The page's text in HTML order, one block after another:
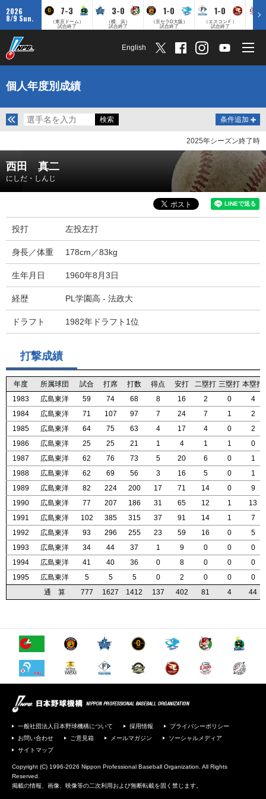
2026
8/9 Sun.
7-3
（東京ドーム）
試合終了
3-0
（横 浜）
試合終了
1-0
（京セラD大阪）
試合終了
1-0
（エスコンＦ）
試合終了
English
個人年度別成績
条件追加
2025年シーズン終了時
西田 真二
にしだ・しんじ
投打 左投左打
身長／体重 178cm／83kg
生年月日 1960年8月3日
経歴 PL学園高 - 法政大
ドラフト 1982年ドラフト1位
打撃成績
年度 所属球団 試合 打席 打数 得点 安打 二塁打 三塁打 本塁打
1983
広島東洋 59 74 68 8 16 2 0
4
1984
広島東洋 71 107 97 7 24 7 1
2
1985
広島東洋 64 75 63 4 17 4 0
2
1986
広島東洋 25 25 21 1 4 1 1
0
1987
広島東洋 62 76 73 5 20 6 0
1
1988
広島東洋 62 69 56 3 16 5 0
1
1989
広島東洋 82 224 200 17 71 14 0
9
1990
広島東洋 77 207 186 31 65 12 1
13
1991
広島東洋 102 385 315 37 91 14 1
7
1992
広島東洋 93 296 255 23 59 16 0
5
1993
広島東洋 34 44 37 1 9 0 0
0
1994
広島東洋 41 40 36 0 8 0 0
0
1995
広島東洋 5 5 5 0 2 0 0
0
通 算
777 1627 1412 137 402 81 4 44
年度 所属球団 試合 打席 打数 得点 安打 二塁打 三塁打 本塁打
1983
広島東洋 59 74 68 8 16 2 0
4
1984
広島東洋 71 107 97 7 24 7 1
2
1985
広島東洋 64 75 63 4 17 4 0
2
1986
広島東洋 25 25 21 1 4 1 1
0
1987
広島東洋 62 76 73 5 20 6 0
1
1988
広島東洋 62 69 56 3 16 5 0
1
1989
広島東洋 82 224 200 17 71 14 0
9
1990
広島東洋 77 207 186 31 65 12 1
13
1991
広島東洋 102 385 315 37 91 14 1
7
1992
広島東洋 93 296 255 23 59 16 0
5
1993
広島東洋 34 44 37 1 9 0 0
0
1994
広島東洋 41 40 36 0 8 0 0
0
1995
広島東洋 5 5 5 0 2 0 0
0
通 算
777 1627 1412 137 402 81 4 44
年度 所属球団 試合 打席 打数 得点 安打 二塁打 三塁打 本塁打
1983
広島東洋 59 74 68 8 16 2 0
4
1984
広島東洋 71 107 97 7 24 7 1
2
1985
広島東洋 64 75 63 4 17 4 0
2
1986
広島東洋 25 25 21 1 4 1 1
0
1987
広島東洋 62 76 73 5 20 6 0
1
1988
広島東洋 62 69 56 3 16 5 0
1
1989
広島東洋 82 224 200 17 71 14 0
9
1990
広島東洋 77 207 186 31 65 12 1
13
1991
広島東洋 102 385 315 37 91 14 1
7
1992
広島東洋 93 296 255 23 59 16 0
5
1993
広島東洋 34 44 37 1 9 0 0
0
1994
広島東洋 41 40 36 0 8 0 0
0
1995
広島東洋 5 5 5 0 2 0 0
0
通 算
777 1627 1412 137 402 81 4 44
年度 所属球団 試合 打席 打数 得点 安打 二塁打 三塁打 本塁打
1983
広島東洋 59 74 68 8 16 2 0
4
1984
広島東洋 71 107 97 7 24 7 1
2
1985
広島東洋 64 75 63 4 17 4 0
2
1986
広島東洋 25 25 21 1 4 1 1
0
1987
広島東洋 62 76 73 5 20 6 0
1
1988
広島東洋 62 69 56 3 16 5 0
1
1989
広島東洋 82 224 200 17 71 14 0
9
1990
広島東洋 77 207 186 31 65 12 1
13
1991
広島東洋 102 385 315 37 91 14 1
7
1992
広島東洋 93 296 255 23 59 16 0
5
1993
広島東洋 34 44 37 1 9 0 0
0
1994
広島東洋 41 40 36 0 8 0 0
0
1995
広島東洋 5 5 5 0 2 0 0
0
通 算
777 1627 1412 137 402 81 4 44
一般社団法人日本野球機構について 採用情報
プライバシーポリシー
お問い合わせ
ご意見箱 メールマガジン
ソーシャルメディア
サイトマップ
Copyright (C) 1996-2026 Nippon Professional Baseball Organization. All Rights
Reserved.
掲載の情報、画像、映像等の二次利用および無断転載を固く禁じます。